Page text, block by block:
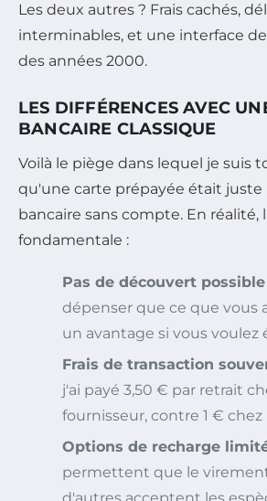
Les deux autres ? Frais cachés,
interminables, et une interface
des années 2000.
LES DIFFÉRENCES AVEC
BANCAIRE CLASSIQUE
Voilà le piège dans lequel je suis
qu'une carte prépayée était juste
bancaire sans compte. En réalité,
fondamentale :
Pas de découvert possible
dépenser que ce que vous
un avantage si vous voulez
Frais de transaction
j'ai payé 3,50 € par retrait
fournisseur, contre 1 €
Options de recharge
permettent que le